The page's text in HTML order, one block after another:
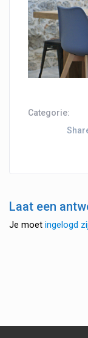
Categorie:
Laat een
Je moetingelogd